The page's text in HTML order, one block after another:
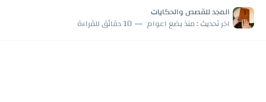
المجد للقصص والحكايات
اخر تحديث :منذ بضع اعوام 10 دقائق للقراءة